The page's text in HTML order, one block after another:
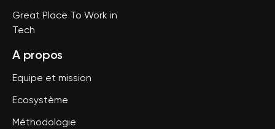
Great Place To Work in
Tech
A propos
Equipe et mission
Ecosystème
Méthodologie